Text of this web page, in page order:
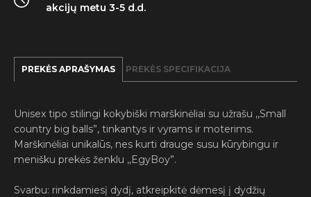
akcijų metu 3-5 d.d.
PREKĖS APRAŠYMAS PREKĖS SPECIFIKACIJA
Unisex tipo stilingi kokybiški marškinėliai su užrašu ,,Small
country big balls”, tinkantys ir vyrams ir moterims.
Marškinėliai unikalūs, nes kurti drauge susu kūrybingu ir
menišku prekės ženklu ,,EgyBoy”.
Svarbu: rinkdamiesį dydį, atkreipkitė dėmesį į dydžių